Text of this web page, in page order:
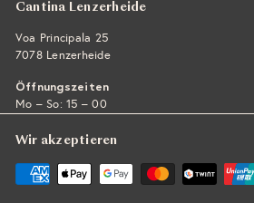
Cantina Lenzerheide
Voa Principala 25
7078 Lenzerheide
Öffnungszeiten
Mo – So: 15 – 00
Wir akzeptieren